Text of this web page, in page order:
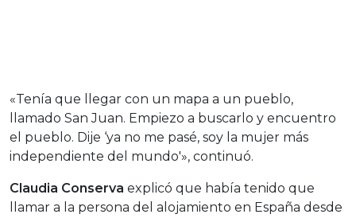
«Tenía que llegar con un mapa a un pueblo,
llamado San Juan. Empiezo a buscarlo y encuentro
el pueblo. Dije ‘ya no me pasé, soy la mujer más
independiente del mundo'», continuó.
Claudia Conserva explicó que había tenido que
llamar a la persona del alojamiento en España desde